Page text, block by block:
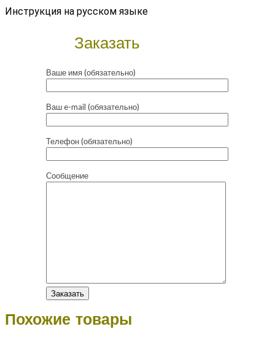
Инструкция на русском языке
Заказать
Ваше имя (обязательно)
Ваш e-mail (обязательно)
Телефон (обязательно)
Сообщение
Похожие товары